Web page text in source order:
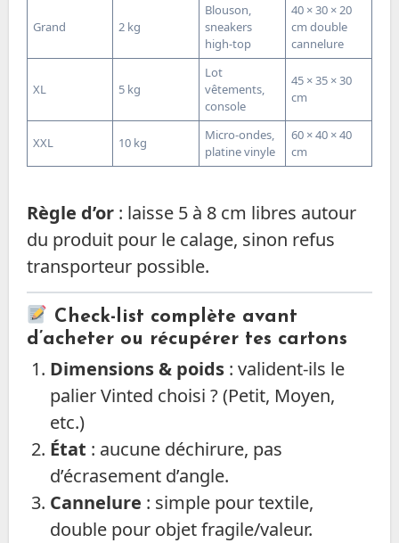
Grand 2 kg
Blouson,
sneakers
high-top
40 × 30 × 20
cm double
cannelure
XL 5 kg
Lot
vêtements,
console
45 × 35 × 30
cm
XXL 10 kg
Micro-ondes,
platine vinyle
60 × 40 × 40
cm
Règle d’or: laisse 5 à 8 cm libres autour
du produit pour le calage, sinon refus
transporteur possible.
Check-list complète avant
d’acheter ou récupérer tes cartons
Dimensions & poids: valident-ils le
palier Vinted choisi ? (Petit, Moyen,
etc.)
État : aucune déchirure, pas
d’écrasement d’angle.
Cannelure : simple pour textile,
double pour objet fragile/valeur.